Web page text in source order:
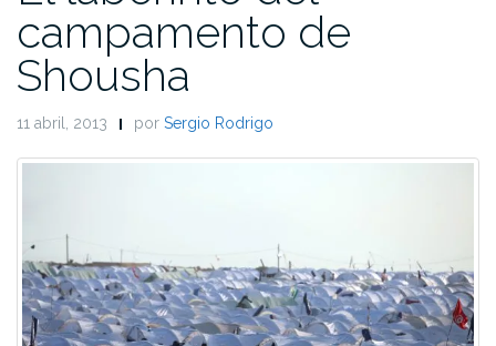
campamento de
Shousha
11 abril, 2013 por Sergio Rodrigo